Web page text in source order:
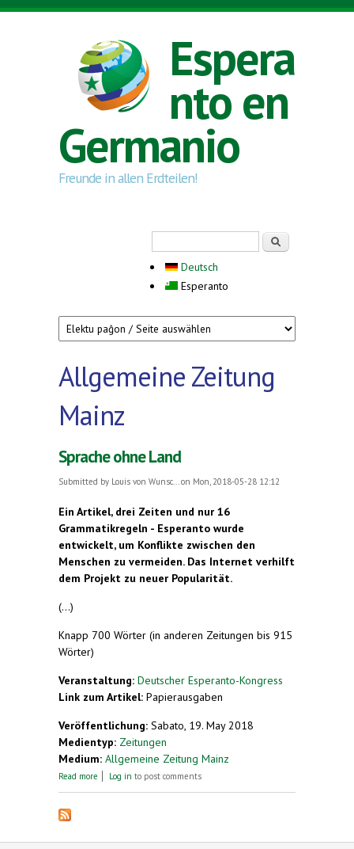
Skip to main content
Espera
nto en
Germanio
Freunde in allen Erdteilen!
Deutsch
Esperanto
Allgemeine Zeitung
Mainz
Sprache ohne Land
Submitted by Louis von Wunsc... on Mon, 2018-05-28 12:12
Ein Artikel, drei Zeiten und nur 16
Grammatikregeln - Esperanto wurde
entwickelt, um Konflikte zwischen den
Menschen zu vermeiden. Das Internet verhilft
dem Projekt zu neuer Popularität.
(...)
Knapp 700 Wörter (in anderen Zeitungen bis 915
Wörter)
Veranstaltung: Deutscher Esperanto-Kongress
Link zum Artikel: Papierausgaben
Veröffentlichung: Sabato, 19. May 2018
Medientyp: Zeitungen
Medium: Allgemeine Zeitung Mainz
Read more about Sprache ohne Land
Log in to post comments